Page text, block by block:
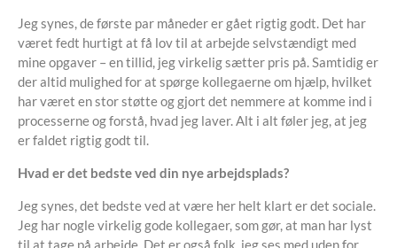
Jeg synes, de første par måneder er gået rigtig godt. Det har
været fedt hurtigt at få lov til at arbejde selvstændigt med
mine opgaver – en tillid, jeg virkelig sætter pris på. Samtidig er
der altid mulighed for at spørge kollegaerne om hjælp, hvilket
har været en stor støtte og gjort det nemmere at komme ind i
processerne og forstå, hvad jeg laver. Alt i alt føler jeg, at jeg
er faldet rigtig godt til.
Hvad er det bedste ved din nye arbejdsplads?
Jeg synes, det bedste ved at være her helt klart er det sociale.
Jeg har nogle virkelig gode kollegaer, som gør, at man har lyst
til at tage på arbejde. Det er også folk, jeg ses med uden for